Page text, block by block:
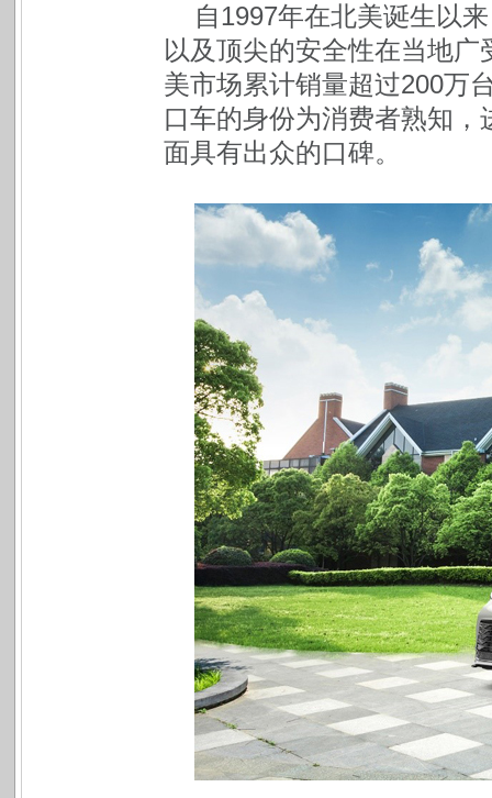
自1997年在北美诞生以
以及顶尖的安全性在当地
美市场累计销量超过200万
口车的身份为消费者熟知
面具有出众的口碑。